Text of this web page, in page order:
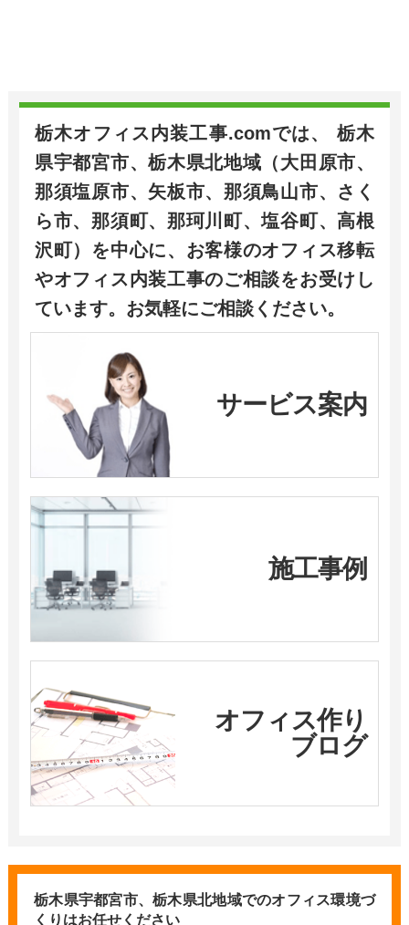
栃木オフィス内装工事.comでは、 栃木
県宇都宮市、栃木県北地域（大田原市、
那須塩原市、矢板市、那須鳥山市、さく
ら市、那須町、那珂川町、塩谷町、高根
沢町）を中心に、お客様のオフィス移転
やオフィス内装工事のご相談をお受けし
ています。お気軽にご相談ください。
サービス案内
施工事例
オフィス作り
ブログ
栃木県宇都宮市、栃木県北地域でのオフィス環境づ
くりはお任せください